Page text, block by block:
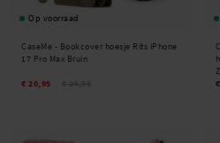
Op voorraad
CaseMe - Bookcover hoesje Rits iPhone
17 Pro Max Bruin
€ 20,95